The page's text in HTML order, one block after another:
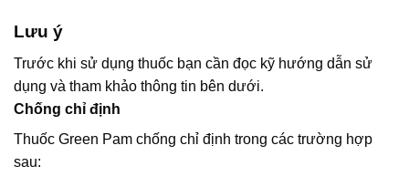
Lưu ý
Trước khi sử dụng thuốc bạn cần đọc kỹ hướng dẫn sử
dụng và tham khảo thông tin bên dưới.
Chống chỉ định
Thuốc Green Pam chống chỉ định trong các trường hợp
sau: